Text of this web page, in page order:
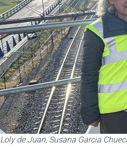
Loly de Juan, Susana Garcia